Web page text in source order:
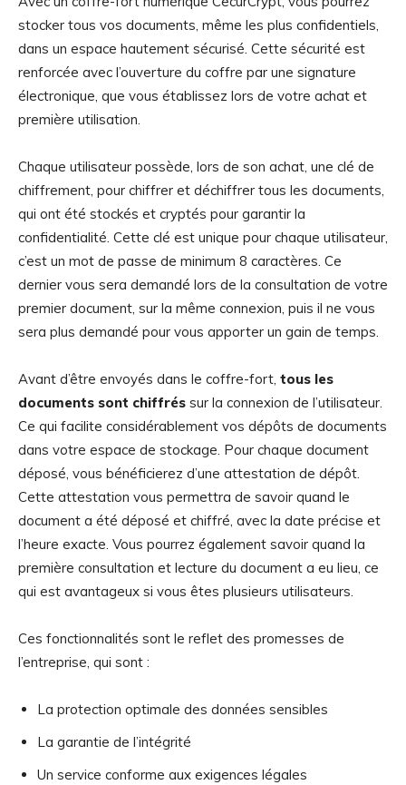
stocker tous vos documents, même les plus confidentiels,
dans un espace hautement sécurisé. Cette sécurité est
renforcée avec l’ouverture du coffre par une signature
électronique, que vous établissez lors de votre achat et
première utilisation.
Chaque utilisateur possède, lors de son achat, une clé de
chiffrement, pour chiffrer et déchiffrer tous les documents,
qui ont été stockés et cryptés pour garantir la
confidentialité. Cette clé est unique pour chaque utilisateur,
c’est un mot de passe de minimum 8 caractères. Ce
dernier vous sera demandé lors de la consultation de votre
premier document, sur la même connexion, puis il ne vous
sera plus demandé pour vous apporter un gain de temps.
Avant d’être envoyés dans le coffre-fort, tous les
documents sont chiffrés sur la connexion de l’utilisateur.
Ce qui facilite considérablement vos dépôts de documents
dans votre espace de stockage. Pour chaque document
déposé, vous bénéficierez d’une attestation de dépôt.
Cette attestation vous permettra de savoir quand le
document a été déposé et chiffré, avec la date précise et
l’heure exacte. Vous pourrez également savoir quand la
première consultation et lecture du document a eu lieu, ce
qui est avantageux si vous êtes plusieurs utilisateurs.
Ces fonctionnalités sont le reflet des promesses de
l’entreprise, qui sont :
La protection optimale des données sensibles
La garantie de l’intégrité
Un service conforme aux exigences légales